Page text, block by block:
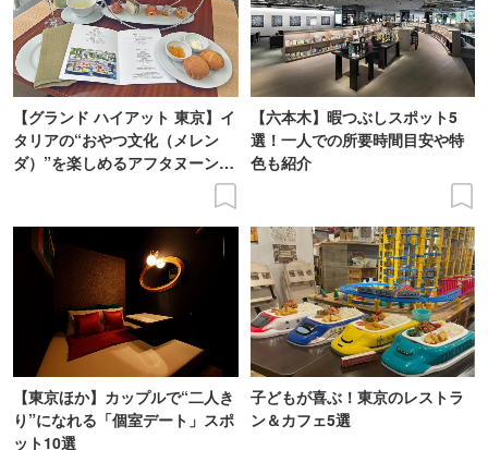
【グランド ハイアット 東京】イ
タリアの“おやつ文化（メレン
ダ）”を楽しめるアフタヌーンテ
【六本木】暇つぶしスポット5
選！一人での所要時間目安や特
色も紹介
【東京ほか】カップルで“二人き
り”になれる「個室デート」スポ
ット10選
子どもが喜ぶ！東京のレストラ
ン＆カフェ5選